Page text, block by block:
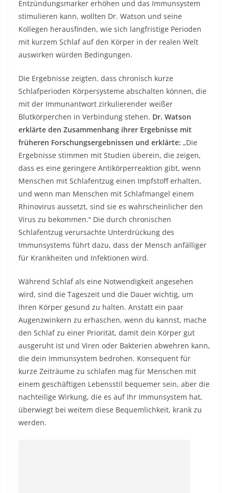
Entzündungsmarker erhöhen und das Immunsystem
stimulieren kann, wollten Dr. Watson und seine
Kollegen herausfinden, wie sich langfristige Perioden
mit kurzem Schlaf auf den Körper in der realen Welt
auswirken würden Bedingungen.
Die Ergebnisse zeigten, dass chronisch kurze
Schlafperioden Körpersysteme abschalten können, die
mit der Immunantwort zirkulierender weißer
Blutkörperchen in Verbindung stehen. Dr. Watson
erklärte den Zusammenhang ihrer Ergebnisse mit
früheren Forschungsergebnissen und erklärte: „Die
Ergebnisse stimmen mit Studien überein, die zeigen,
dass es eine geringere Antikörperreaktion gibt, wenn
Menschen mit Schlafentzug einen Impfstoff erhalten,
und wenn man Menschen mit Schlafmangel einem
Rhinovirus aussetzt, sind sie es wahrscheinlicher den
Virus zu bekommen.“ Die durch chronischen
Schlafentzug verursachte Unterdrückung des
Immunsystems führt dazu, dass der Mensch anfälliger
für Krankheiten und Infektionen wird.
Während Schlaf als eine Notwendigkeit angesehen
wird, sind die Tageszeit und die Dauer wichtig, um
Ihren Körper gesund zu halten. Anstatt ein paar
Augenzwinkern zu erhaschen, wenn du kannst, mache
den Schlaf zu einer Priorität, damit dein Körper gut
ausgeruht ist und Viren oder Bakterien abwehren kann,
die dein Immunsystem bedrohen. Konsequent für
kurze Zeiträume zu schlafen mag für Menschen mit
einem geschäftigen Lebensstil bequemer sein, aber die
nachteilige Wirkung, die es auf Ihr Immunsystem hat,
überwiegt bei weitem diese Bequemlichkeit, krank zu
werden.